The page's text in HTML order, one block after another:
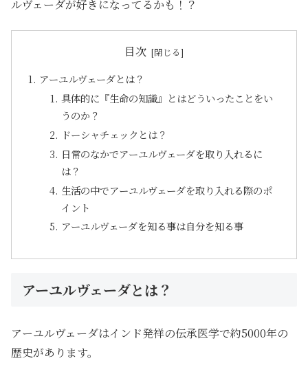
ルヴェーダが好きになってるかも！？
目次
アーユルヴェーダとは？
具体的に『生命の知識』とはどういったことをい
うのか？
ドーシャチェックとは？
日常のなかでアーユルヴェーダを取り入れるに
は？
生活の中でアーユルヴェーダを取り入れる際のポ
イント
アーユルヴェーダを知る事は自分を知る事
アーユルヴェーダとは？
アーユルヴェーダはインド発祥の伝承医学で約5000年の
歴史があります。